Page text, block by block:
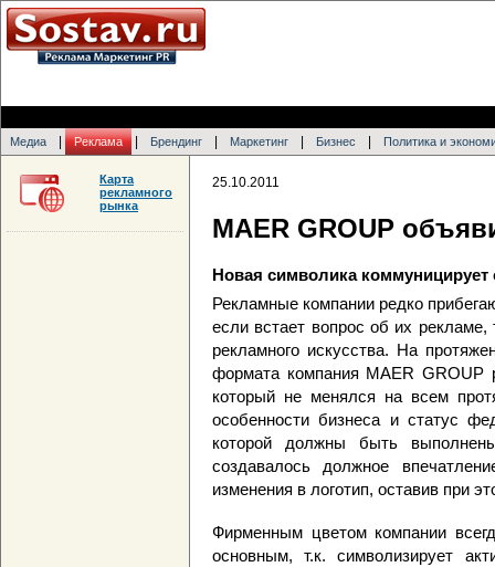
Медиа Реклама Брендинг Маркетинг Бизнес Политика и
25.10.2011
MAER GROUP
Новая символика коммуницирует
Рекламные компании редко
если встает вопрос об их
рекламного искусства. На
формата компания MAER
который не менялся на всем
особенности бизнеса и статус
которой должны быть
создавалось должное
изменения в логотип, оставив при
Фирменным цветом компании
основным, т.к. символизирует
Карта
рекламного
рынка